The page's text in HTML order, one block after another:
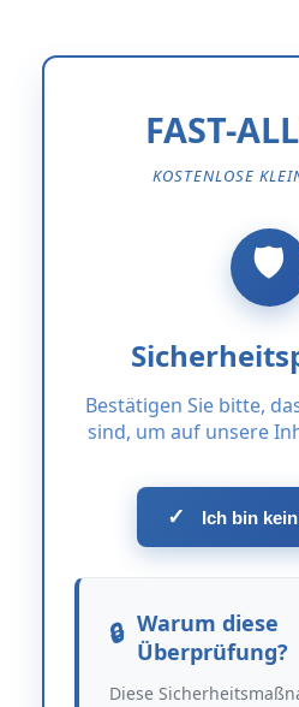
FAST-
KOSTENLOSE
Bestätigen Sie bitte,
sind, um auf unsere
✓ Ich bin
Warum diese
Überprüfung?
Diese